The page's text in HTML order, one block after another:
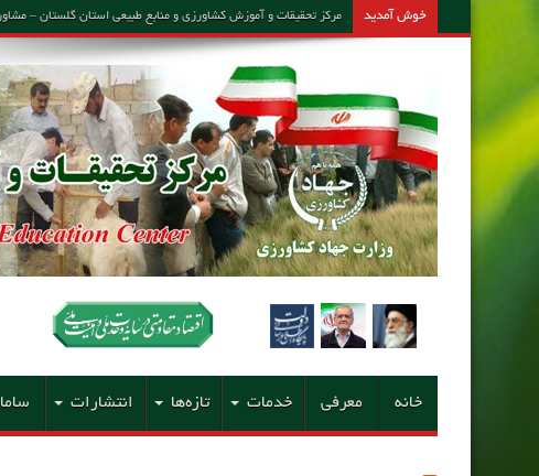
خوش آمدید مرکز تحقیقات و آموزش کشاورزی و منابع طبیعی استان گلستان – مشاور امین کارشناسان و
خانه معرفی خدمات تازه‌ها انتشارات